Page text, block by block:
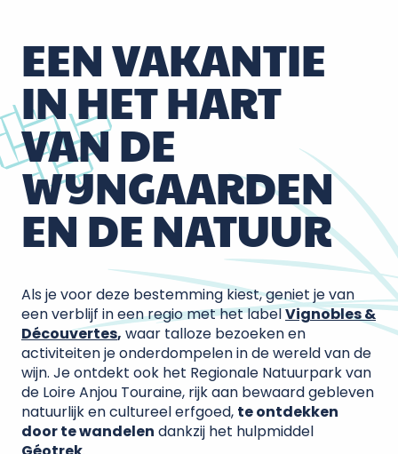
EEN VAKANTIE
IN HET HART
VAN DE
WIJNGAARDEN
EN DE NATUUR
Als je voor deze bestemming kiest, geniet je van
een verblijf in een regio met het labelVignobles &
Découvertes, waar talloze bezoeken en
activiteiten je onderdompelen in de wereld van de
wijn. Je ontdekt ook het Regionale Natuurpark van
de Loire Anjou Touraine, rijk aan bewaard gebleven
natuurlijk en cultureel erfgoed, te ontdekken
door te wandelen dankzij het hulpmiddel